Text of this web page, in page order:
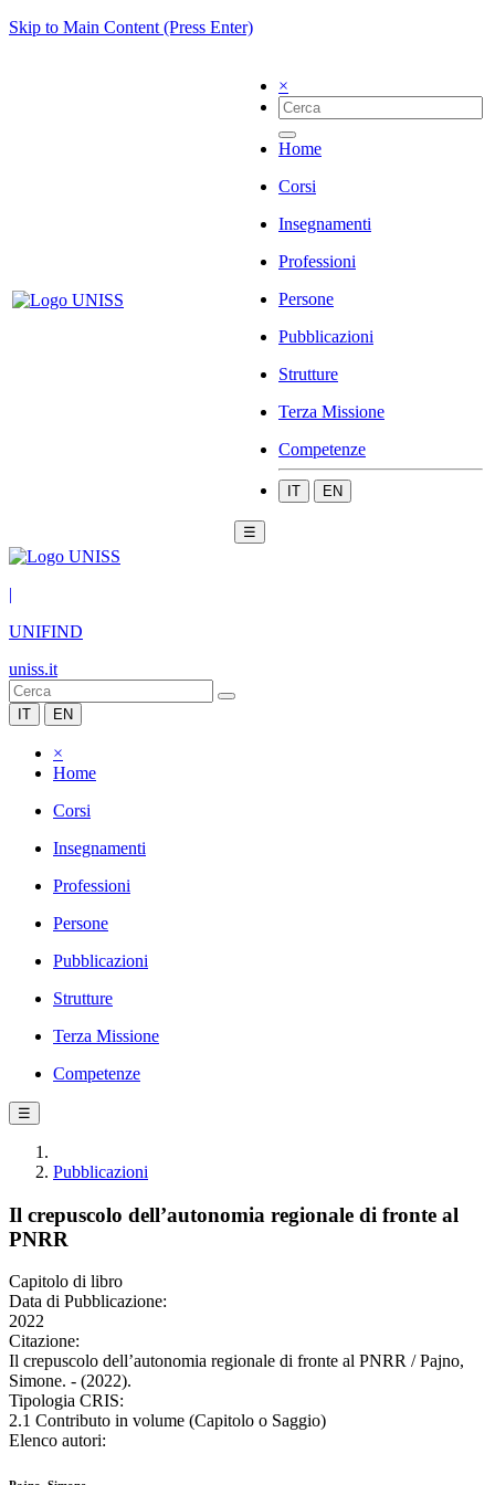
Skip to Main Content (Press Enter)
×
Home
Corsi
Insegnamenti
Professioni
Persone
Pubblicazioni
Strutture
Terza Missione
Competenze
IT EN
☰
|
UNIFIND
uniss.it
IT EN
×
Home
Corsi
Insegnamenti
Professioni
Persone
Pubblicazioni
Strutture
Terza Missione
Competenze
☰
Pubblicazioni
Il crepuscolo dell’autonomia regionale di fronte al
PNRR
Capitolo di libro
Data di Pubblicazione:
2022
Citazione:
Il crepuscolo dell’autonomia regionale di fronte al PNRR / Pajno,
Simone. - (2022).
Tipologia CRIS:
2.1 Contributo in volume (Capitolo o Saggio)
Elenco autori: